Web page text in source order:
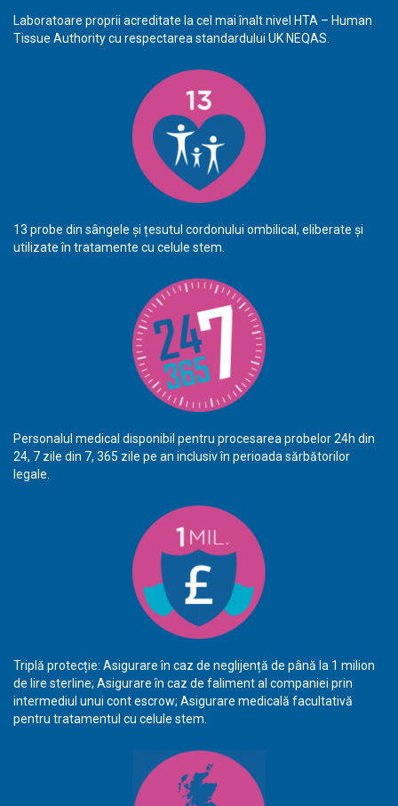
Laboratoare proprii acreditate la cel mai înalt nivel HTA – Human
Tissue Authority cu respectarea standardului UK NEQAS.
13 probe din sângele și țesutul cordonului ombilical, eliberate și
utilizate în tratamente cu celule stem.
Personalul medical disponibil pentru procesarea probelor 24h din
24, 7 zile din 7, 365 zile pe an inclusiv în perioada sărbătorilor
legale.
Triplă protecție: Asigurare în caz de neglijență de până la 1 milion
de lire sterline; Asigurare în caz de faliment al companiei prin
intermediul unui cont escrow; Asigurare medicală facultativă
pentru tratamentul cu celule stem.